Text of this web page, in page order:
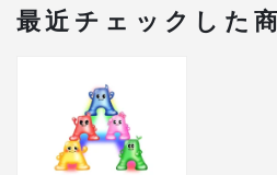
最近チェックした